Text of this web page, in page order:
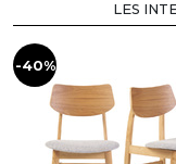
LES
-40%